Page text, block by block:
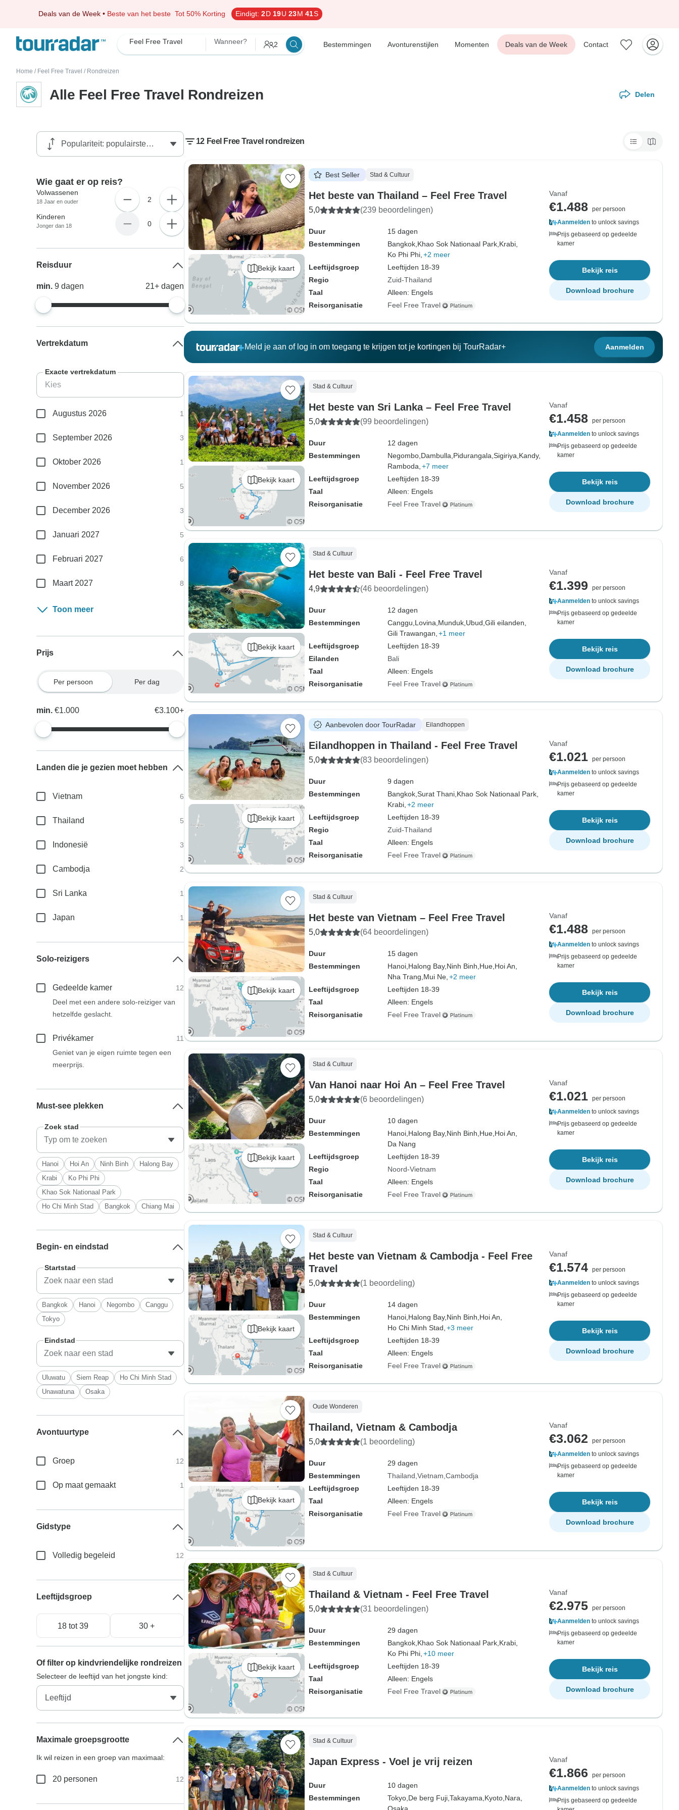
Deals van de Week • Beste van het beste Tot 50% Korting Eindigt: 2D 19U 23M 40S
Feel Free Travel Wanneer? 2 Bestemmingen Avonturenstijlen Momenten Deals van de Week Contact
Home / Feel Free Travel / Rondreizen
Alle Feel Free Travel Rondreizen Delen
12 Feel Free Travel rondreizen
Bekijk kaart
Best Seller Stad & Cultuur
Het beste van Thailand – Feel Free Travel
5,0 (239 beoordelingen)
Duur
15 dagen
Bestemmingen
Bangkok, Khao Sok Nationaal Park, Krabi,
Ko Phi Phi, +2 meer
Leeftijdsgroep
Leeftijden 18-39
Regio
Zuid-Thailand
Taal
Alleen: Engels
Reisorganisatie
Feel Free Travel
Vanaf
€1.488
per persoon
Aanmelden to unlock savings
Prijs gebaseerd op gedeelde
kamer
Bekijk reis
Download brochure
Meld je aan of log in om toegang te krijgen tot je kortingen bij TourRadar+ Aanmelden
Bekijk kaart
Stad & Cultuur
Het beste van Sri Lanka – Feel Free Travel
5,0 (99 beoordelingen)
Duur
12 dagen
Bestemmingen
Negombo, Dambulla, Pidurangala, Sigiriya, Kandy,
Ramboda, +7 meer
Leeftijdsgroep
Leeftijden 18-39
Taal
Alleen: Engels
Reisorganisatie
Feel Free Travel
Vanaf
€1.458
per persoon
Aanmelden to unlock savings
Prijs gebaseerd op gedeelde
kamer
Bekijk reis
Download brochure
Bekijk kaart
Stad & Cultuur
Het beste van Bali - Feel Free Travel
4,9 (46 beoordelingen)
Duur
12 dagen
Bestemmingen
Canggu, Lovina, Munduk, Ubud, Gili eilanden,
Gili Trawangan, +1 meer
Leeftijdsgroep
Leeftijden 18-39
Eilanden
Bali
Taal
Alleen: Engels
Reisorganisatie
Feel Free Travel
Vanaf
€1.399
per persoon
Aanmelden to unlock savings
Prijs gebaseerd op gedeelde
kamer
Bekijk reis
Download brochure
Bekijk kaart
Aanbevolen door TourRadar Eilandhoppen
Eilandhoppen in Thailand - Feel Free Travel
5,0 (83 beoordelingen)
Duur
9 dagen
Bestemmingen
Bangkok, Surat Thani, Khao Sok Nationaal Park,
Krabi, +2 meer
Leeftijdsgroep
Leeftijden 18-39
Regio
Zuid-Thailand
Taal
Alleen: Engels
Reisorganisatie
Feel Free Travel
Vanaf
€1.021 per persoon
Aanmelden to unlock savings
Prijs gebaseerd op gedeelde
kamer
Bekijk reis
Download brochure
Bekijk kaart
Stad & Cultuur
Het beste van Vietnam – Feel Free Travel
5,0 (64 beoordelingen)
Duur
15 dagen
Bestemmingen
Hanoi, Halong Bay, Ninh Binh, Hue, Hoi An,
Nha Trang, Mui Ne, +2 meer
Leeftijdsgroep
Leeftijden 18-39
Taal
Alleen: Engels
Reisorganisatie
Feel Free Travel
Vanaf
€1.488
per persoon
Aanmelden to unlock savings
Prijs gebaseerd op gedeelde
kamer
Bekijk reis
Download brochure
Bekijk kaart
Stad & Cultuur
Van Hanoi naar Hoi An – Feel Free Travel
5,0 (6 beoordelingen)
Duur
10 dagen
Bestemmingen
Hanoi, Halong Bay, Ninh Binh, Hue, Hoi An,
Da Nang
Leeftijdsgroep
Leeftijden 18-39
Regio
Noord-Vietnam
Taal
Alleen: Engels
Reisorganisatie
Feel Free Travel
Vanaf
€1.021 per persoon
Aanmelden to unlock savings
Prijs gebaseerd op gedeelde
kamer
Bekijk reis
Download brochure
Bekijk kaart
Stad & Cultuur
Het beste van Vietnam & Cambodja - Feel Free
Travel
5,0 (1 beoordeling)
Duur
14 dagen
Bestemmingen
Hanoi, Halong Bay, Ninh Binh, Hoi An,
Ho Chi Minh Stad, +3 meer
Leeftijdsgroep
Leeftijden 18-39
Taal
Alleen: Engels
Reisorganisatie
Feel Free Travel
Vanaf
€1.574 per persoon
Aanmelden to unlock savings
Prijs gebaseerd op gedeelde
kamer
Bekijk reis
Download brochure
Bekijk kaart
Oude Wonderen
Thailand, Vietnam & Cambodja
5,0 (1 beoordeling)
Duur
29 dagen
Bestemmingen
Thailand Vietnam Cambodja
Leeftijdsgroep
Leeftijden 18-39
Taal
Alleen: Engels
Reisorganisatie
Feel Free Travel
Vanaf
€3.062
per persoon
Aanmelden to unlock savings
Prijs gebaseerd op gedeelde
kamer
Bekijk reis
Download brochure
Bekijk kaart
Stad & Cultuur
Thailand & Vietnam - Feel Free Travel
5,0 (31 beoordelingen)
Duur
29 dagen
Bestemmingen
Bangkok, Khao Sok Nationaal Park, Krabi,
Ko Phi Phi, +10 meer
Leeftijdsgroep
Leeftijden 18-39
Taal
Alleen: Engels
Reisorganisatie
Feel Free Travel
Vanaf
€2.975 per persoon
Aanmelden to unlock savings
Prijs gebaseerd op gedeelde
kamer
Bekijk reis
Download brochure
Stad & Cultuur
Japan Express - Voel je vrij reizen
Duur
10 dagen
Bestemmingen
Tokyo, De berg Fuji, Takayama, Kyoto, Nara,
Vanaf
€1.866
per persoon
Aanmelden to unlock savings
Prijs gebaseerd op gedeelde
Wie gaat er op reis?
Volwassenen
18 Jaar en ouder 2
Kinderen
Jonger dan 18 0
Reisduur
min.9dagen 21+ dagen
Vertrekdatum
Exacte vertrekdatum
Augustus 2026 1
September 2026 3
Oktober 2026 1
November 2026 5
December 2026 3
Januari 2027 5
Februari 2027 6
Maart 2027 8
Toon meer
Prijs
Per persoon Per dag
min.€1.000 €3.100+
Landen die je gezien moet hebben
Vietnam 6
Thailand 5
Indonesië 3
Cambodja 2
Sri Lanka 1
Japan 1
Solo-reizigers
Gedeelde kamer
12
Deel met een andere solo-reiziger van
hetzelfde geslacht.
Privékamer
11
Geniet van je eigen ruimte tegen een
meerprijs.
Must-see plekken
Zoek stad
Hanoi Hoi An Ninh Binh
Halong Bay
Krabi
Ko Phi Phi
Khao Sok Nationaal Park
Ho Chi Minh Stad
Bangkok Chiang Mai
Begin- en eindstad
Startstad
Bangkok Hanoi Negombo
Canggu
Tokyo
Eindstad
Uluwatu Siem Reap
Ho Chi Minh Stad
Unawatuna
Osaka
Avontuurtype
Groep 12
Op maat gemaakt 1
Gidstype
Volledig begeleid 12
Leeftijdsgroep
18 tot 39 30 +
Of filter op kindvriendelijke rondreizen
Selecteer de leeftijd van het jongste kind:
Maximale groepsgrootte
Ik wil reizen in een groep van maximaal:
20 personen 12